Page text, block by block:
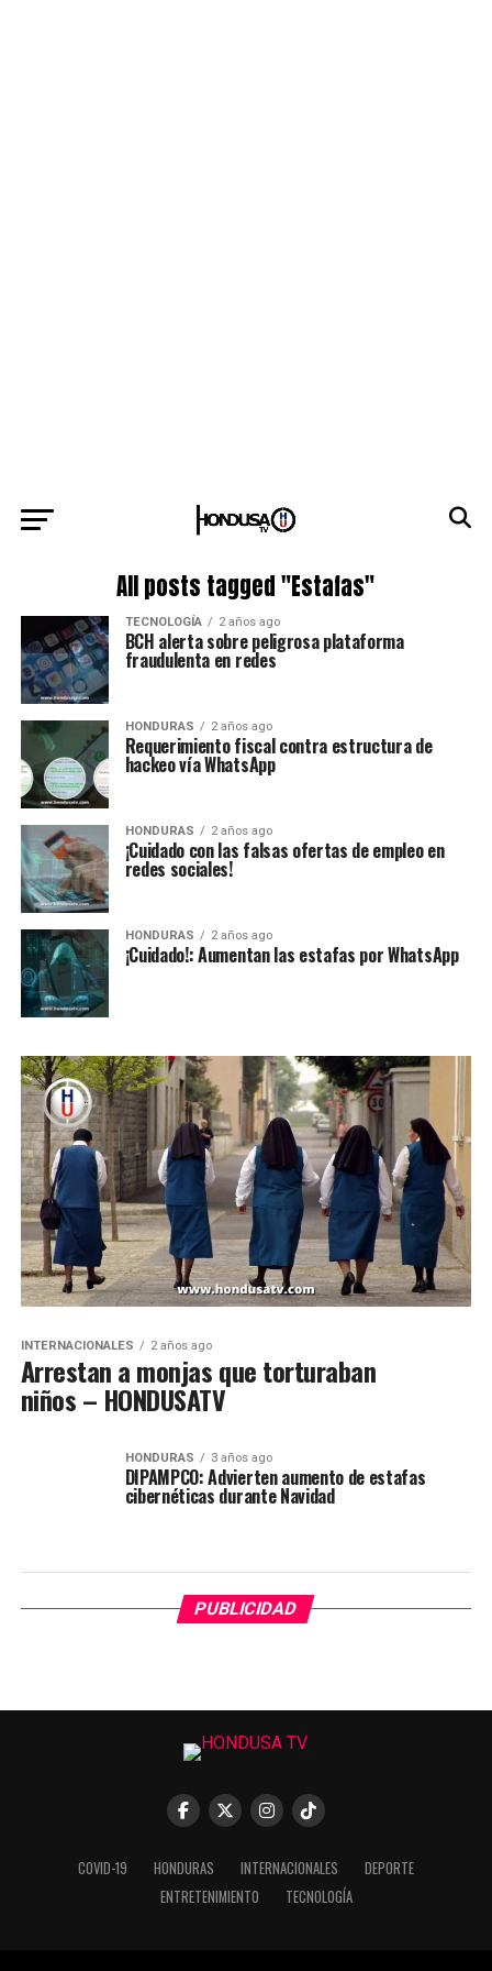
All posts tagged "Estafas"
TECNOLOGÍA 2 años ago
BCH alerta sobre peligrosa plataforma
fraudulenta en redes
HONDURAS 2 años ago
Requerimiento fiscal contra estructura de
hackeo vía WhatsApp
HONDURAS 2 años ago
¡Cuidado con las falsas ofertas de empleo en
redes sociales!
HONDURAS 2 años ago
¡Cuidado!: Aumentan las estafas por WhatsApp
INTERNACIONALES 2 años ago
Arrestan a monjas que torturaban
niños – HONDUSATV
HONDURAS 3 años ago
DIPAMPCO: Advierten aumento de estafas
cibernéticas durante Navidad
PUBLICIDAD
COVID-19 HONDURAS INTERNACIONALES
DEPORTE
ENTRETENIMIENTO
TECNOLOGÍA